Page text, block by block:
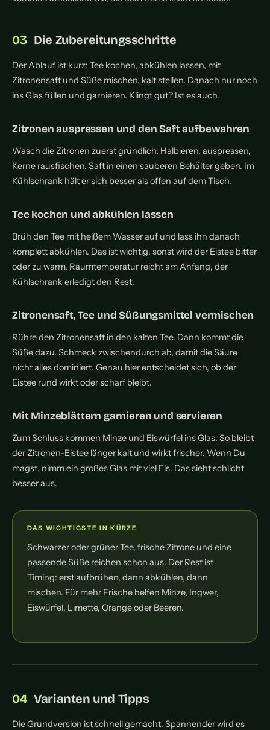
Die Zubereitungsschritte
Der Ablauf ist kurz: Tee kochen, abkühlen lassen, mit
Zitronensaft und Süße mischen, kalt stellen. Danach nur noch
ins Glas füllen und garnieren. Klingt gut? Ist es auch.
Zitronen auspressen und den Saft aufbewahren
Wasch die Zitronen zuerst gründlich. Halbieren, auspressen,
Kerne rausfischen, Saft in einen sauberen Behälter geben. Im
Kühlschrank hält er sich besser als offen auf dem Tisch.
Tee kochen und abkühlen lassen
Brüh den Tee mit heißem Wasser auf und lass ihn danach
komplett abkühlen. Das ist wichtig, sonst wird der Eistee bitter
oder zu warm. Raumtemperatur reicht am Anfang, der
Kühlschrank erledigt den Rest.
Zitronensaft, Tee und Süßungsmittel vermischen
Rühre den Zitronensaft in den kalten Tee. Dann kommt die
Süße dazu. Schmeck zwischendurch ab, damit die Säure
nicht alles dominiert. Genau hier entscheidet sich, ob der
Eistee rund wirkt oder scharf bleibt.
Mit Minzeblättern garnieren und servieren
Zum Schluss kommen Minze und Eiswürfel ins Glas. So bleibt
der Zitronen-Eistee länger kalt und wirkt frischer. Wenn Du
magst, nimm ein großes Glas mit viel Eis. Das sieht schlicht
besser aus.
DAS WICHTIGSTE IN KÜRZE
Schwarzer oder grüner Tee, frische Zitrone und eine
passende Süße reichen schon aus. Der Rest ist
Timing: erst aufbrühen, dann abkühlen, dann
mischen. Für mehr Frische helfen Minze, Ingwer,
Eiswürfel, Limette, Orange oder Beeren.
Varianten und Tipps
Die Grundversion ist schnell gemacht. Spannender wird es